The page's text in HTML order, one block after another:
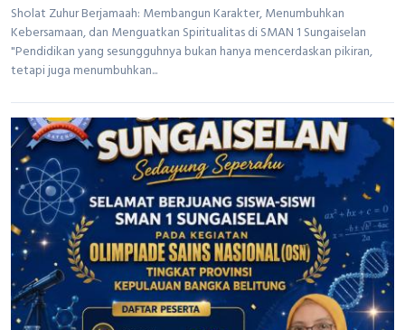
Sholat Zuhur Berjamaah: Membangun Karakter, Menumbuhkan
Kebersamaan, dan Menguatkan Spiritualitas di SMAN 1 Sungaiselan
"Pendidikan yang sesungguhnya bukan hanya mencerdaskan pikiran,
tetapi juga menumbuhkan...